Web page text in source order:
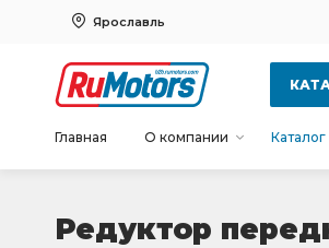
Ярославль
Главная О компании
Редуктор